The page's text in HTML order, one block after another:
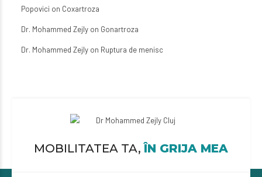
Popovici on Coxartroza
Dr. Mohammed Zejlyon Gonartroza
Dr. Mohammed Zejlyon Ruptura de menisc
MOBILITATEA TA,ÎN GRIJA MEA